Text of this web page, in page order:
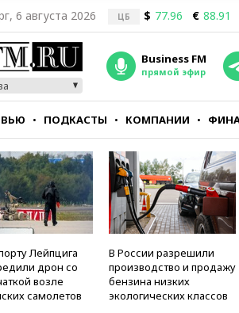
6 августа 2026 ЦБ $ 77.96 € 88.91
Business FM
прямой эфир
ПОДКАСТЫ КОМПАНИИ
ТЕСТЫ
Лейпцига
дрон со
возле
самолетов
В России разрешили
производство и продажу
бензина низких
экологических классов